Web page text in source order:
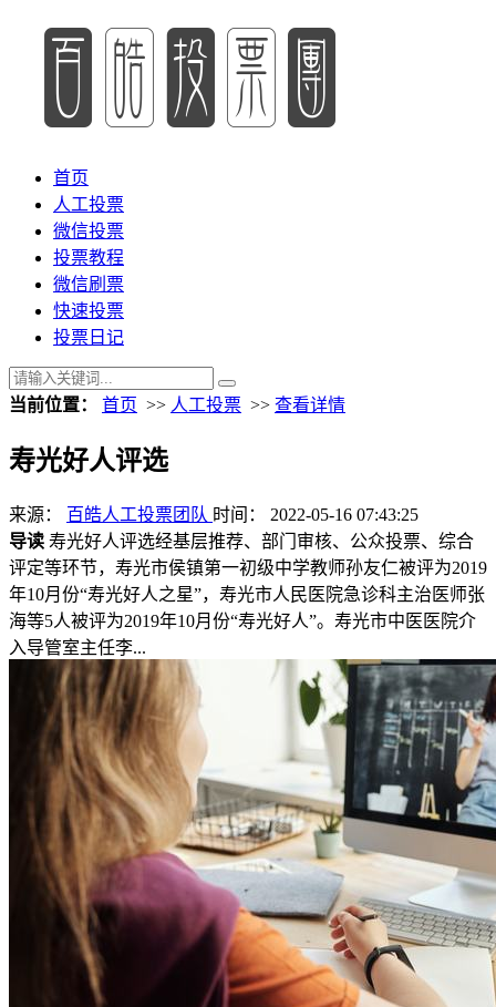
首页
人工投票
微信投票
投票教程
微信刷票
快速投票
投票日记
当前位置： 首页 >> 人工投票 >> 查看详情
寿光好人评选
来源： 百皓人工投票团队 时间： 2022-05-16 07:43:25
导读 寿光好人评选经基层推荐、部门审核、公众投票、综合
评定等环节，寿光市侯镇第一初级中学教师孙友仁被评为2019
年10月份“寿光好人之星”，寿光市人民医院急诊科主治医师张
海等5人被评为2019年10月份“寿光好人”。寿光市中医医院介
入导管室主任李...